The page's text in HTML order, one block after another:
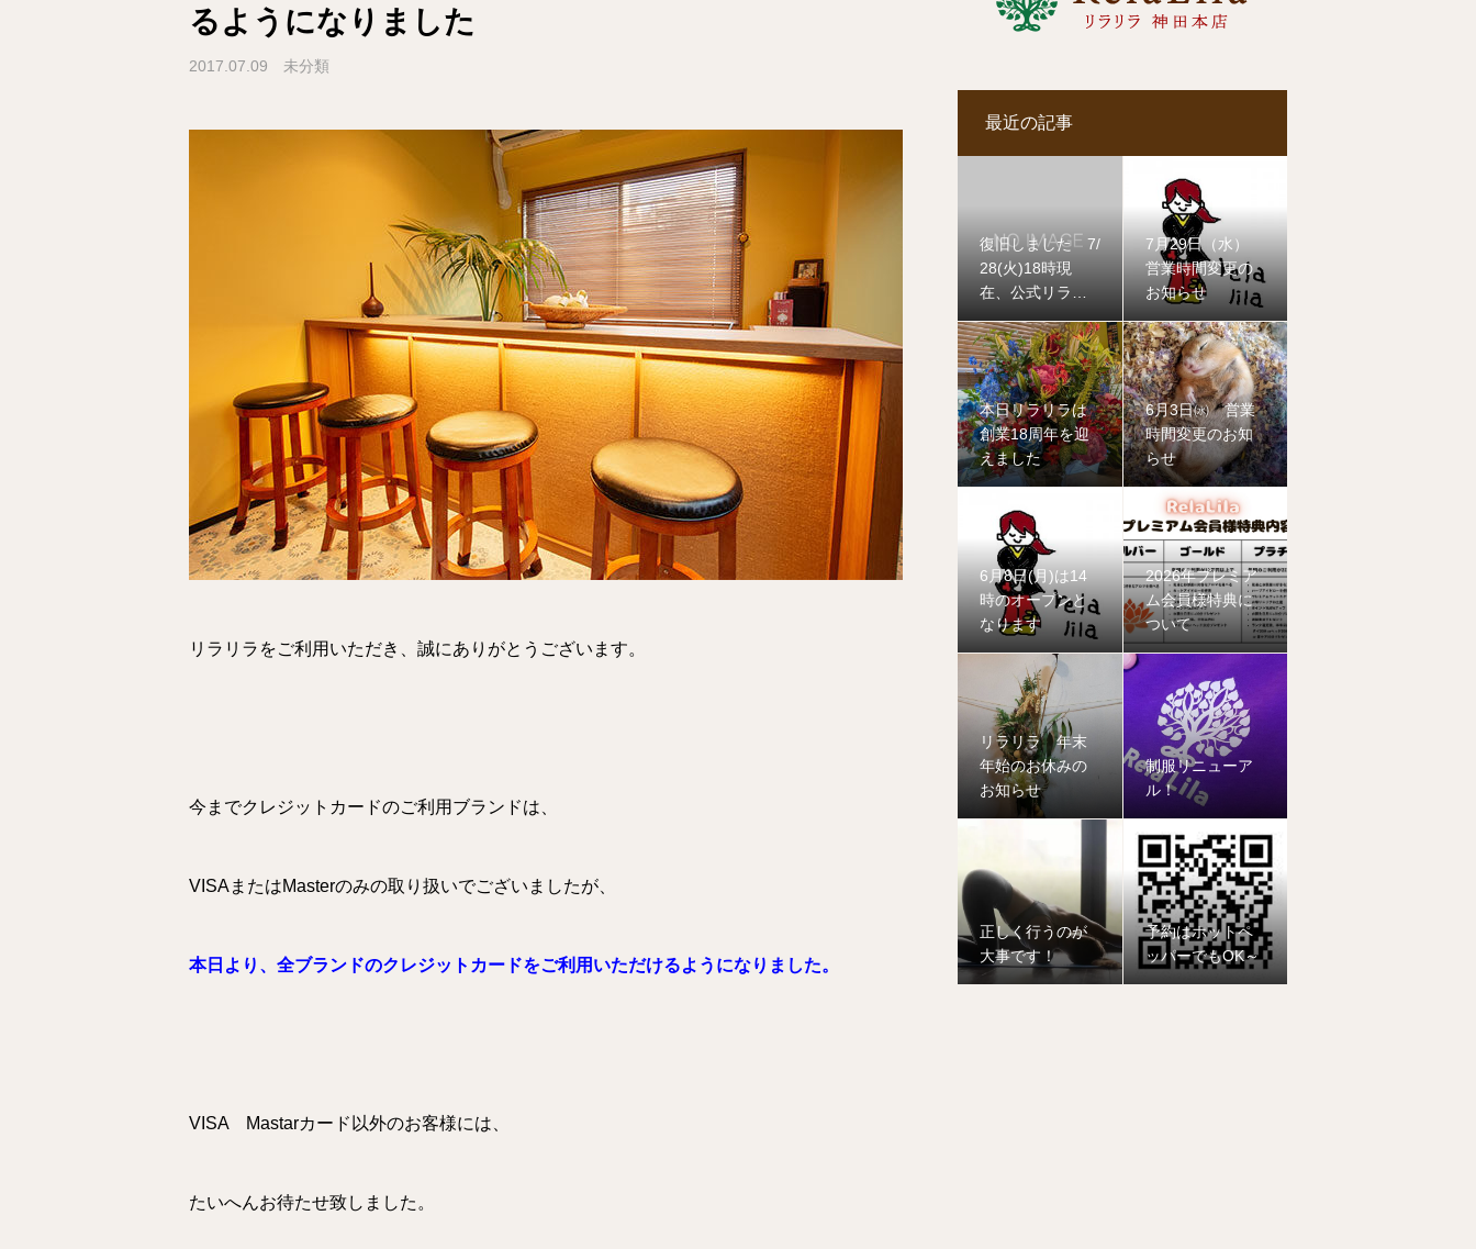
るようになりました
2017.07.09 未分類
リラリラをご利用いただき、誠にありがとうございます。
今までクレジットカードのご利用ブランドは、
VISAまたはMasterのみの取り扱いでございましたが、
本日より、全ブランドのクレジットカードをご利用いただけるようになりました。
VISA Mastarカード以外のお客様には、
たいへんお待たせ致しました。
最近の記事
復旧しました 7/
28(火)18時現
在、公式リラリ
具合が発生して
おります
7月29日（水）
営業時間変更の
お知らせ
本日リラリラは
創業18周年を迎
えました
6月3日㈬ 営業
時間変更のお知
らせ
6月8日(月)は14
時のオープンと
なります
2026年プレミア
ム会員様特典に
ついて
リラリラ 年末
年始のお休みの
お知らせ
制服リニューア
ル！
正しく行うのが
大事です！
予約はホットペ
ッパーでもOK～